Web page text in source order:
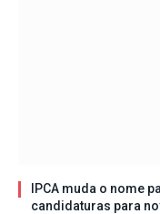
IPCA muda o nome
candidaturas para